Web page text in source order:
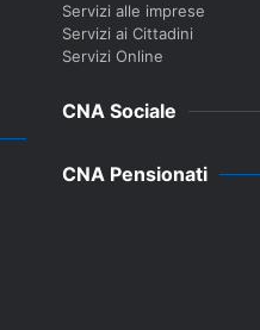
Servizi alle imprese
Servizi ai Cittadini
Servizi Online
CNA Sociale
CNA Pensionati